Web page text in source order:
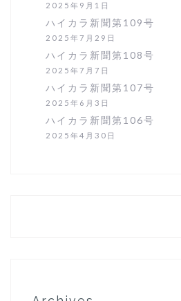
2025年9月1日
ハイカラ新聞第109号
2025年7月29日
ハイカラ新聞第108号
2025年7月7日
ハイカラ新聞第107号
2025年6月3日
ハイカラ新聞第106号
2025年4月30日